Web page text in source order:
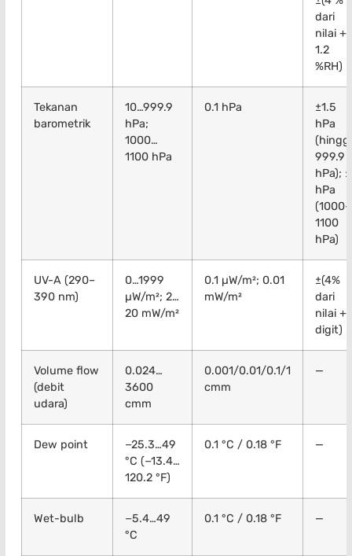
dari
nilai +
1.2
%RH)
Tekanan
barometrik
10…999.9
hPa;
1000…
1100 hPa
0.1 hPa
±1.5
hPa
999.9
hPa);
hPa
(1000–
1100
hPa)
UV-A (290–
390 nm)
0…1999
µW/m²; 2…
20 mW/m²
0.1 µW/m²; 0.01
mW/m²
±(4%
dari
nilai +
digit)
Volume flow
(debit
udara)
0.024…
3600
cmm
0.001/0.01/0.1/1
cmm
—
Dew point
−25.3…49
°C (−13.4…
120.2 °F)
0.1 °C / 0.18 °F —
Wet-bulb
−5.4…49
°C
0.1 °C / 0.18 °F —